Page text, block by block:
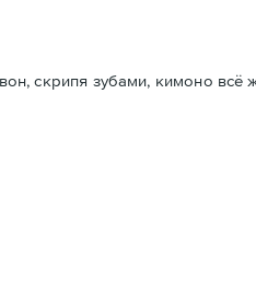
скрипя зубами, кимоно всё